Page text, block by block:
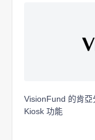
VisionFund 的肯
Kiosk 功能